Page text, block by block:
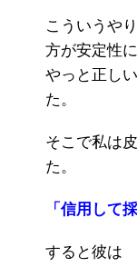
こういうや
方が安定性
やっと正し
た。
そこで私は
た。
「信用して
すると彼は